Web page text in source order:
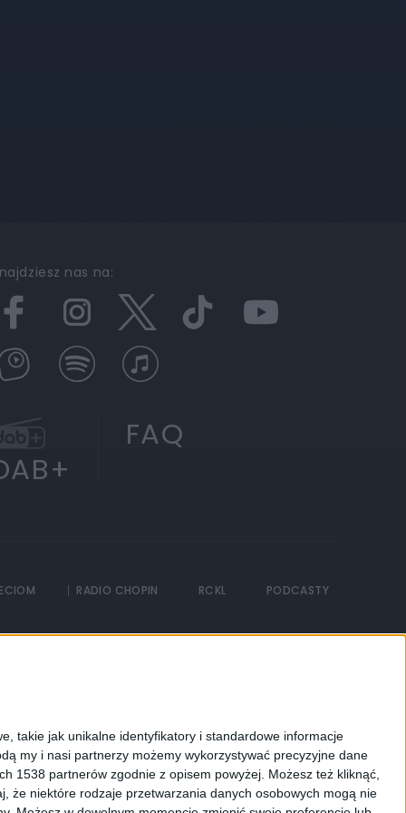
takie jak unikalne identyfikatory i standardowe informacje
my i nasi partnerzy możemy wykorzystywać precyzyjne dane
1538 partnerów zgodnie z opisem powyżej. Możesz też kliknąć,
że niektóre rodzaje przetwarzania danych osobowych mogą nie
nas na:
FAQ
RADIO CHOPIN RCKL PODCASTY